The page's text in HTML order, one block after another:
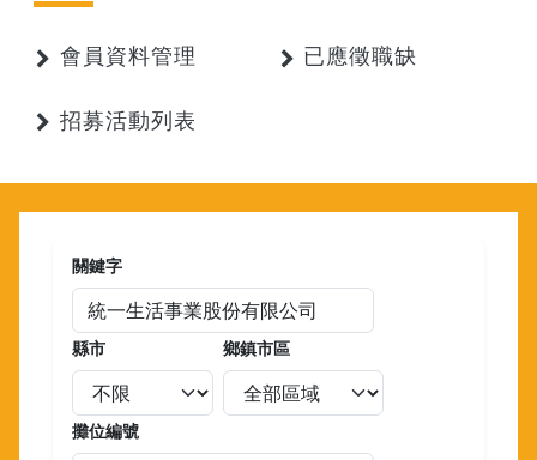
會員資料管理 已應徵職缺
招募活動列表
關鍵字
縣市 鄉鎮市區
攤位編號